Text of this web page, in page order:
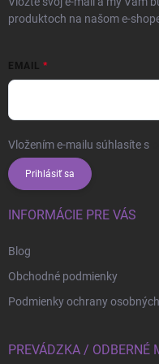
produktoch na našom e-
EMAIL
Vložením e-mailu súhlasíte s
Prihlásiť sa
INFORMÁCIE PRE VÁS
Blog
Obchodné podmienky
Podmienky ochrany
PREVÁDZKA / ODBERNÉ